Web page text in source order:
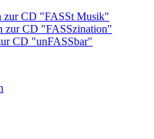
zur CD "FASSt Musik"
zur CD "FASSzination"
CD "unFASSbar"